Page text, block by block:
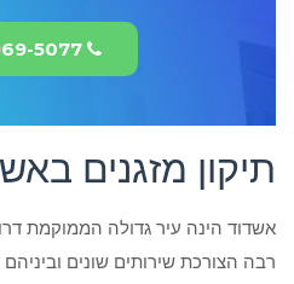
5077
תיקון מזגנים
אשדוד הינה עיר גדולה הממוקמת
רבה הצורכת שירותים שונים וביניהם